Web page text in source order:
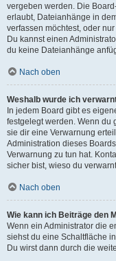
vergeben werden. Die
erlaubt, Dateianhänge in
verfassen möchtest, oder
Du kannst einen
du keine Dateianhänge
Nach oben
Weshalb wurde ich
In jedem Board gibt es
festgelegt werden. Wenn du
sie dir eine Verwarnung
Administration dieses
Verwarnung zu tun hat.
sicher bist, wieso du
Nach oben
Wie kann ich Beiträge den
Wenn ein Administrator die
siehst du eine Schaltfläche
Du wirst dann durch die